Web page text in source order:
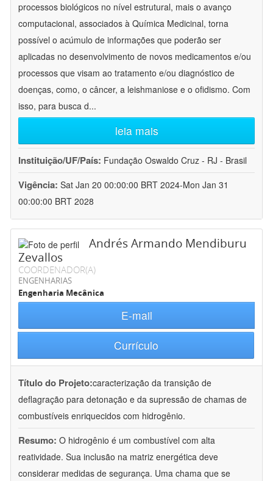
processos biológicos no nível estrutural, mais o avanço
computacional, associados à Química Medicinal, torna
possível o acúmulo de informações que poderão ser
aplicadas no desenvolvimento de novos medicamentos e/ou
processos que visam ao tratamento e/ou diagnóstico de
doenças, como, o câncer, a leishmaniose e o ofidismo. Com
isso, para busca d...
leia mais
Instituição/UF/País: Fundação Oswaldo Cruz - RJ - Brasil
Vigência: Sat Jan 20 00:00:00 BRT 2024-Mon Jan 31
00:00:00 BRT 2028
Andrés Armando Mendiburu
Zevallos
COORDENADOR(A)
ENGENHARIAS
Engenharia Mecânica
E-mail
Currículo
Título do Projeto:caracterização da transição de
deflagração para detonação e da supressão de chamas de
combustíveis enriquecidos com hidrogênio.
Resumo: O hidrogênio é um combustível com alta
reatividade. Sua inclusão na matriz energética deve
considerar medidas de segurança. Uma chama que se